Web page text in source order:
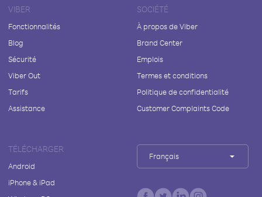
VIBER
Fonctionnalités
Blog
Sécurité
Viber Out
Tarifs
Assistance
SOCIÉTÉ
À propos de Viber
Brand Center
Emplois
Termes et conditions
Politique de confidentialité
Customer Complaints Code
TÉLÉCHARGER
Android
iPhone & iPad
Français